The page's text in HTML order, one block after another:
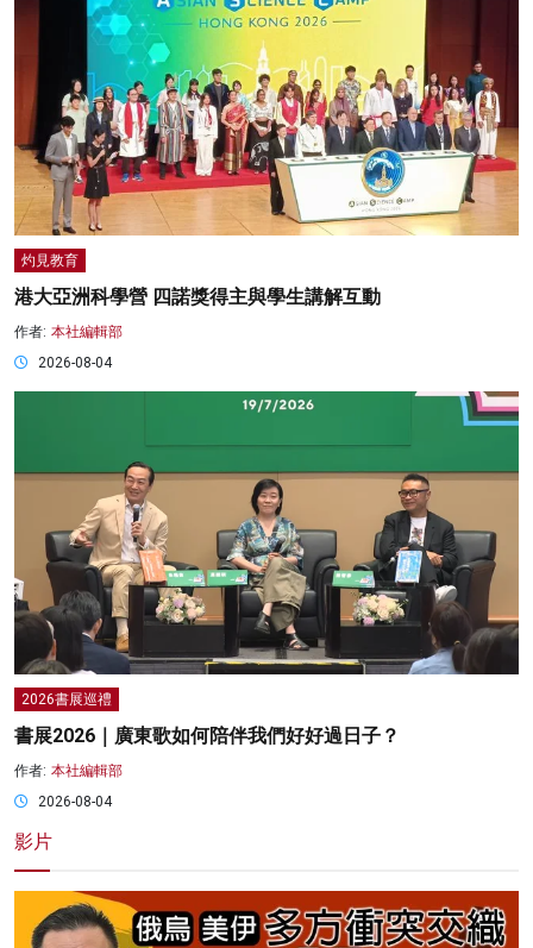
灼見教育
港大亞洲科學營 四諾獎得主與學生講解互動
作者: 本社編輯部
2026-08-04
2026書展巡禮
書展2026｜廣東歌如何陪伴我們好好過日子？
作者: 本社編輯部
2026-08-04
影片